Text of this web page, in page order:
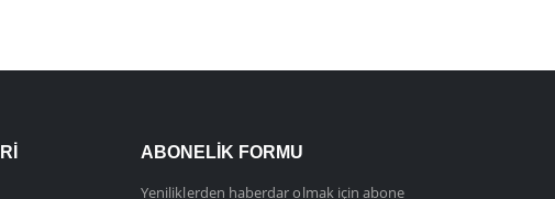
ABONELIK FORMU
Yeniliklerden haberdar olmak için abone